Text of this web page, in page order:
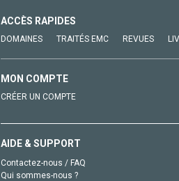
ACCÈS RAPIDES
DOMAINES TRAITÉS EMC REVUES
MON COMPTE
CRÉER UN COMPTE
AIDE & SUPPORT
Contactez-nous / FAQ
Qui sommes-nous ?